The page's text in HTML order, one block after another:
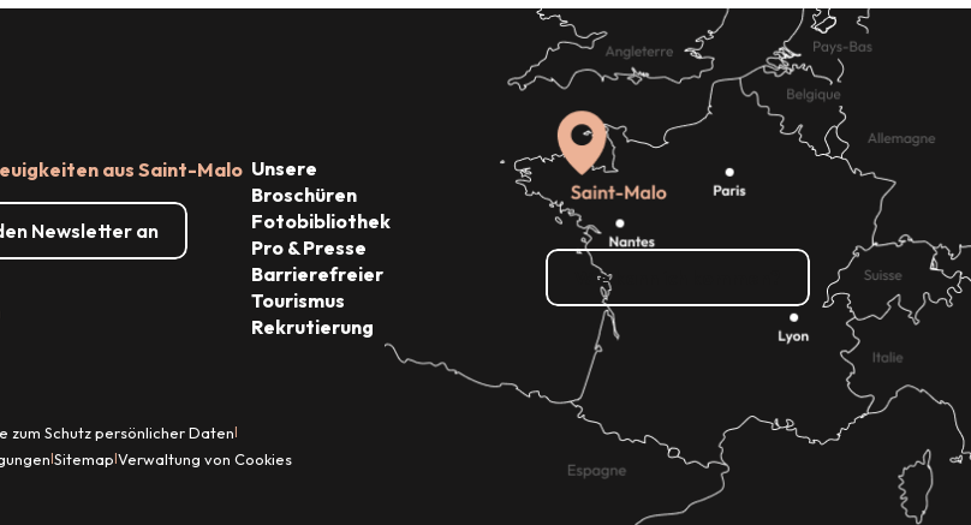
dienstleistungen
aus Saint-Malo
Newsletter an
Unsere
Broschüren
Fotobibliothek
Pro & Presse
Barrierefreier
Tourismus
Rekrutierung
zum Schutz persönlicher Daten|
|Sitemap|Verwaltung von Cookies
Wie kann ich kommen?